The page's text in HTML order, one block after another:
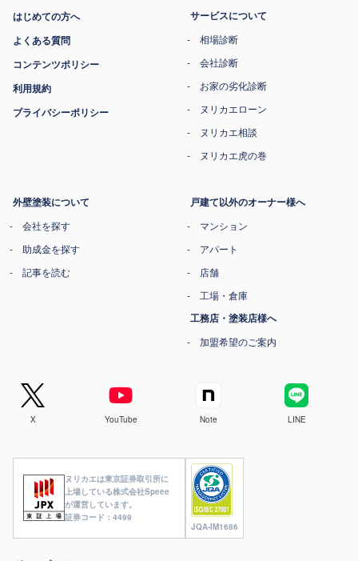
ヌリカエは東京証券取引所に
上場している株式会社Speee
が運営しています。
証券コード：4499
JQA-IM1686
はじめての方へ
よくある質問
コンテンツポリシー
利用規約
プライバシーポリシー
サービスについて
相場診断
会社診断
お家の劣化診断
ヌリカエローン
ヌリカエ相談
ヌリカエ虎の巻
外壁塗装について
会社を探す
助成金を探す
記事を読む
戸建て以外のオーナー様へ
マンション
アパート
店舗
工場・倉庫
工務店・塗装店様へ
加盟希望のご案内
X YouTube Note LINE